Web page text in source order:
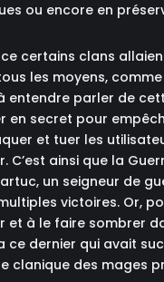
ou encore en
certains clans
les moyens,
entendre parler de
secret pour
et tuer les
C’est ainsi que la
un seigneur de
victoires. Or,
à le faire sombrer
ce dernier qui avait
clanique des mages